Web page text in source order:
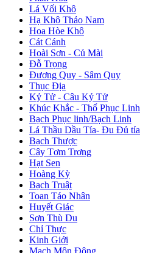
Lá Vối Khô
Hạ Khô Thảo Nam
Hoa Hòe Khô
Cát Cánh
Hoài Sơn - Củ Mài
Đỗ Trọng
Đương Quy - Sâm Quy
Thục Địa
Kỷ Tử - Câu Kỷ Tử
Khúc Khắc - Thổ Phục Linh
Bạch Phục linh/Bạch Linh
Lá Thầu Dầu Tía- Đu Đủ tía
Bạch Thược
Cây Tơm Trơng
Hạt Sen
Hoàng Kỳ
Bạch Truật
Toan Táo Nhân
Huyết Giác
Sơn Thù Du
Chỉ Thực
Kinh Giới
Mạch Môn Đông